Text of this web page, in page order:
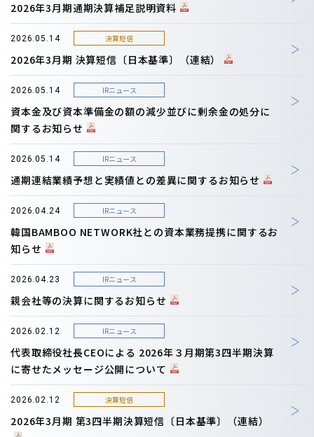
2026年3月期通期決算補足説明資料
2026.05.14 決算短信
2026年3月期 決算短信〔日本基準〕（連結）
2026.05.14 IRニュース
資本金及び資本準備金の額の減少並びに剰余金の処分に
関するお知らせ
2026.05.14 IRニュース
通期連結業績予想と実績値との差異に関するお知らせ
2026.04.24 IRニュース
韓国BAMBOO NETWORK社との資本業務提携に関するお
知らせ
2026.04.23 IRニュース
親会社等の決算に関するお知らせ
2026.02.12 IRニュース
代表取締役社長CEOによる 2026年３月期第3四半期決算
に寄せたメッセージ公開について
2026.02.12 決算短信
2026年3月期 第3四半期決算短信〔日本基準〕（連結）